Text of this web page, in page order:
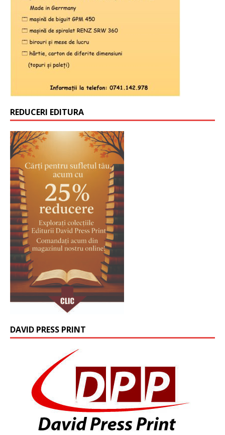
REDUCERI EDITURA
DAVID PRESS PRINT